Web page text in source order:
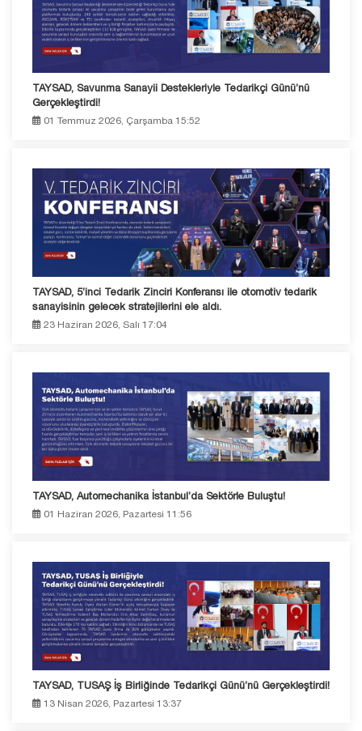
TAYSAD, Savunma Sanayii Destekleriyle Tedarikçi Günü’nü
Gerçekleştirdi!
01 Temmuz 2026, Çarşamba 15:52
TAYSAD, 5’inci Tedarik Zinciri Konferansı ile otomotiv tedarik
sanayisinin gelecek stratejilerini ele aldı.
23 Haziran 2026, Salı 17:04
TAYSAD, Automechanika İstanbul’da Sektörle Buluştu!
01 Haziran 2026, Pazartesi 11:56
TAYSAD, TUSAŞ İş Birliğinde Tedarikçi Günü’nü Gerçekleştirdi!
13 Nisan 2026, Pazartesi 13:37